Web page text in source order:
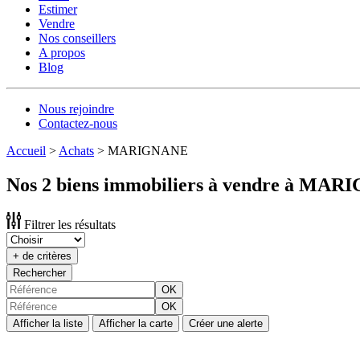
Estimer
Vendre
Nos conseillers
A propos
Blog
Nous rejoindre
Contactez-nous
Accueil > Achats > MARIGNANE
Nos 2 biens immobiliers à vendre à
Filtrer les résultats
+ de critères
Rechercher
OK
OK
Afficher la liste
Afficher la carte Créer une alerte